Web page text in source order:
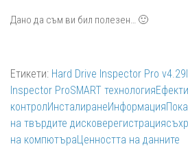
Дано да съм ви бил полезен… 🙂
Етикети: Hard Drive Inspector Pro v4.29
Inspector ProSMART технология
контролИнсталиранеИнформация
на твърдите дисковерегистрация
на компютъраЦенността на данните